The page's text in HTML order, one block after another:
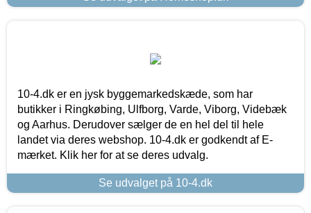
10-4.dk er en jysk byggemarkedskæde, som har
butikker i Ringkøbing, Ulfborg, Varde, Viborg, Videbæk
og Aarhus. Derudover sælger de en hel del til hele
landet via deres webshop. 10-4.dk er godkendt af E-
mærket. Klik her for at se deres udvalg.
Se udvalget på 10-4.dk